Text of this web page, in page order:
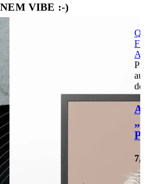
VIBE :-)